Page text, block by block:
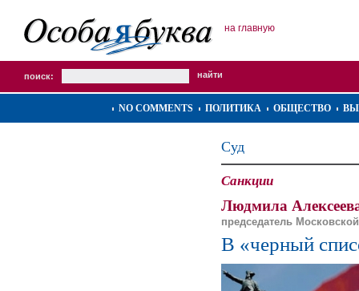
на главную
поиск:
NO COMMENTS ПОЛИТИКА ОБЩЕСТВО
Суд
Санкции
Людмила
председатель
В «черный